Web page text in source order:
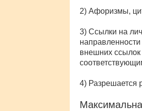
2) Афоризмы,
3) Ссылки на
внешних
4) Разрешается